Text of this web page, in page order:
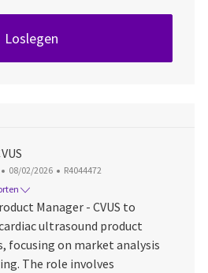
Loslegen
Datum der Veröffentlichung
08/02/2026 Job-ID
R4044472
Manager - CVUS to
ultrasound product
focusing on market analysis
The role involves